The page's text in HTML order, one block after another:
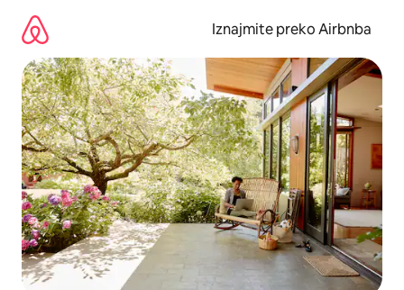
sadržaj
Iznajmite preko Airbnba